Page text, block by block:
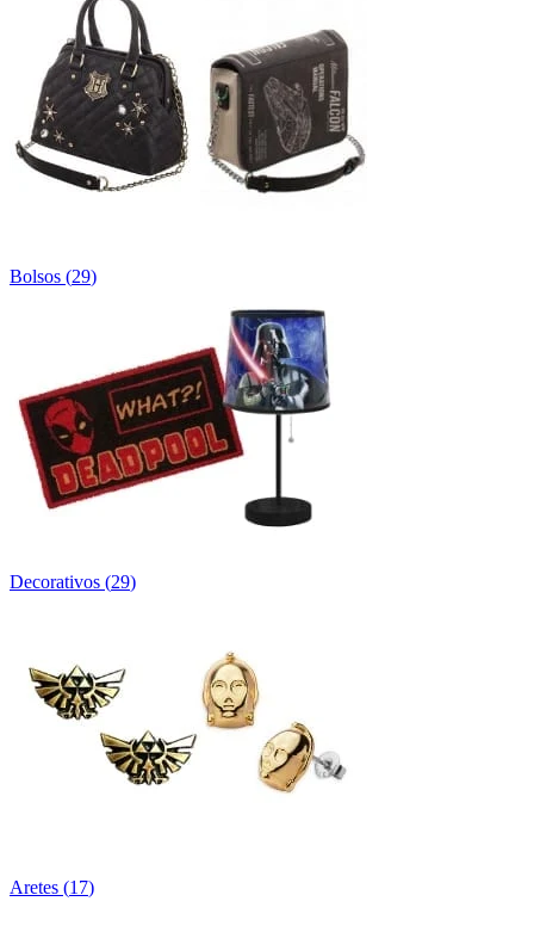
Bolsos (29)
Decorativos (29)
Aretes (17)